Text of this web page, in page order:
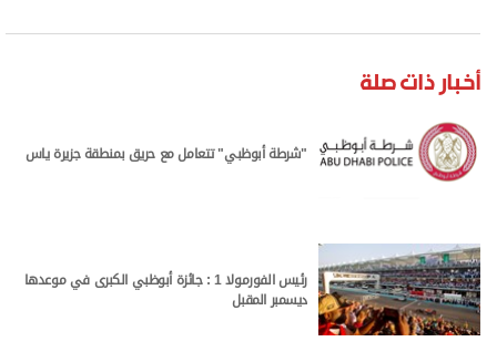
أخبار ذات صلة
"شرطة أبوظبي" تتعامل مع حريق بمنطقة جزيرة ياس
رئيس الفورمولا 1 : جائزة أبوظبي الكبرى في موعدها
ديسمبر المقبل